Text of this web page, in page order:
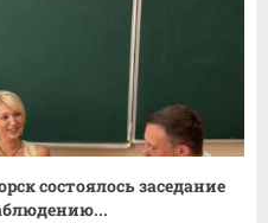
состоялось заседание